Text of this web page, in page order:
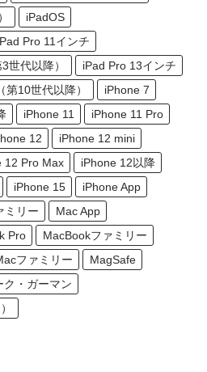
iPadOS
Pro 11インチ
世代以降）
iPad Pro 13インチ
第10世代以降）
iPhone 7
iPhone 11
iPhone 11 Pro
12
iPhone 12 mini
12 Pro Max
iPhone 12以降
iPhone 15
iPhone App
ミリー
Mac App
Pro
MacBookファミリー
ファミリー
MagSafe
ク・ガーマン